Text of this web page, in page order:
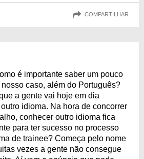
COMPARTILHAR
é importante saber um pouco
caso, além do Português?
a gente vai hoje em dia
idioma. Na hora de concorrer
conhecer outro idioma fica
para ter sucesso no processo
de trainee? Começa pelo nome
vezes a gente não consegue